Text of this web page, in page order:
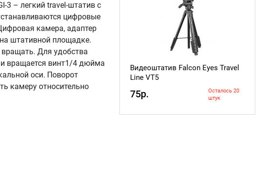
3 – легкий travel-штатив с
цифровые
камера, адаптер
штативной площадке.
Для удобства
вращается винт1/4 дюйма
оси. Поворот
камеру относительно
Видеоштатив Falcon Eyes Travel
Line VT5
75р.
Осталось 20
штук